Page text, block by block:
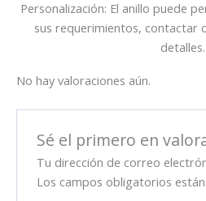
Personalización: El anillo puede
sus requerimientos, contactar
detalles.
No hay valoraciones aún.
Sé el primero en
Tu dirección de correo
Los campos obligatorios